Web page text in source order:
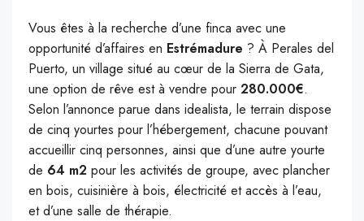
Vous êtes à la recherche d’une finca avec une
opportunité d’affaires en Estrémadure ? À Perales del
Puerto, un village situé au cœur de la Sierra de Gata,
une option de rêve est à vendre pour 280.000€.
Selon l’annonce parue dans idealista, le terrain dispose
de cinq yourtes pour l’hébergement, chacune pouvant
accueillir cinq personnes, ainsi que d’une autre yourte
de 64 m2 pour les activités de groupe, avec plancher
en bois, cuisinière à bois, électricité et accès à l’eau,
et d’une salle de thérapie.